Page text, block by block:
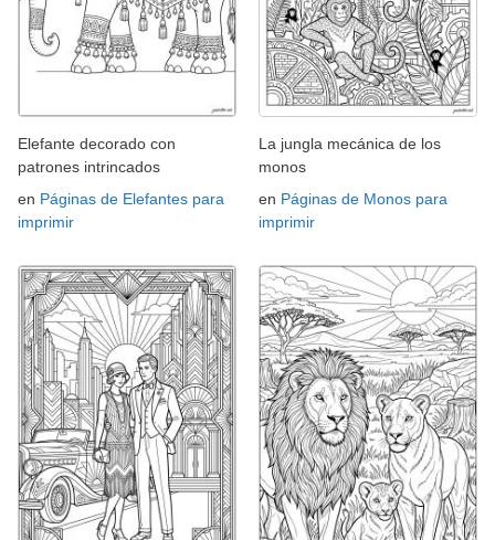
Elefante decorado con
patrones intrincados
en Páginas de Elefantes para
imprimir
La jungla mecánica de los
monos
en Páginas de Monos para
imprimir